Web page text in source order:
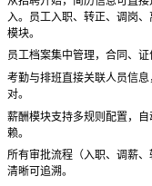
入。员工入职、转正、调岗
模块。
员工档案集中管理，合同、证
考勤与排班直接关联人员信
对。
薪酬模块支持多规则配置，
赖。
所有审批流程（入职、调薪
清晰可追溯。